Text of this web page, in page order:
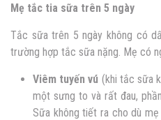
Mẹ tắc tia sữa trên 5 ngày
Tắc sữa trên 5 ngày không có
trường hợp tắc sữa nặng. Mẹ có
Viêm tuyến vú (khi tắc sữa
một sưng to và rất đau,
Sữa không tiết ra cho dù